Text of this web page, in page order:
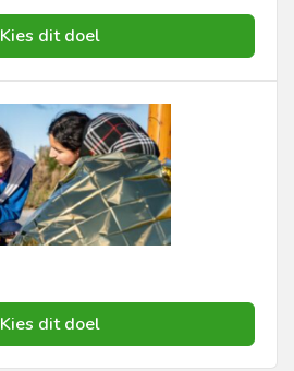
Kies dit doel
Kies dit doel